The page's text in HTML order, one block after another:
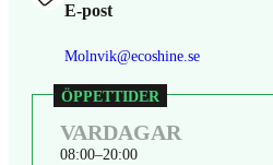
E-post
Molnvik@ecoshine.se
VARDAGAR
08:00 20:00